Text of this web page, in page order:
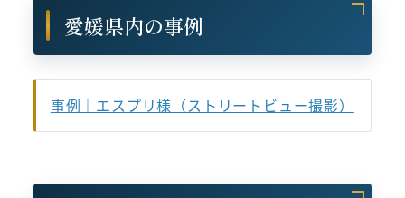
愛媛県内の事例
事例｜エスプリ様（ストリートビュー撮影）